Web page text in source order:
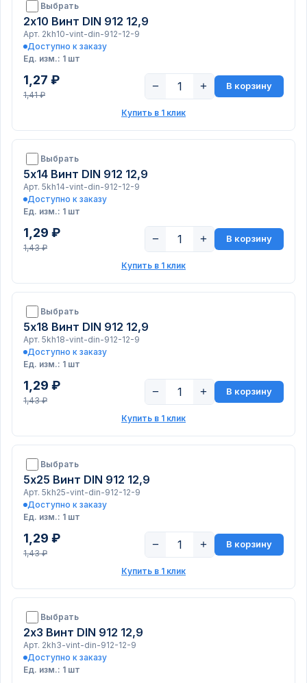
Выбрать
2х10 Винт DIN 912 12,9
Арт. 2kh10-vint-din-912-12-9
Доступно к заказу
Ед. изм.: 1 шт
1,27 ₽
1,41 ₽
− + В корзину
Купить в 1 клик
Выбрать
5х14 Винт DIN 912 12,9
Арт. 5kh14-vint-din-912-12-9
Доступно к заказу
Ед. изм.: 1 шт
1,29 ₽
1,43 ₽
− + В корзину
Купить в 1 клик
Выбрать
5х18 Винт DIN 912 12,9
Арт. 5kh18-vint-din-912-12-9
Доступно к заказу
Ед. изм.: 1 шт
1,29 ₽
1,43 ₽
− + В корзину
Купить в 1 клик
Выбрать
5х25 Винт DIN 912 12,9
Арт. 5kh25-vint-din-912-12-9
Доступно к заказу
Ед. изм.: 1 шт
1,29 ₽
1,43 ₽
− + В корзину
Купить в 1 клик
Выбрать
2х3 Винт DIN 912 12,9
Арт. 2kh3-vint-din-912-12-9
Доступно к заказу
Ед. изм.: 1 шт